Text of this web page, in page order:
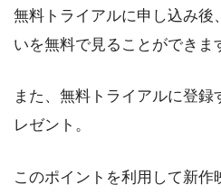
無料トライアルに申し込み後
いを無料で見ることができま
また、無料トライアルに登
レゼント。
このポイントを利用して新